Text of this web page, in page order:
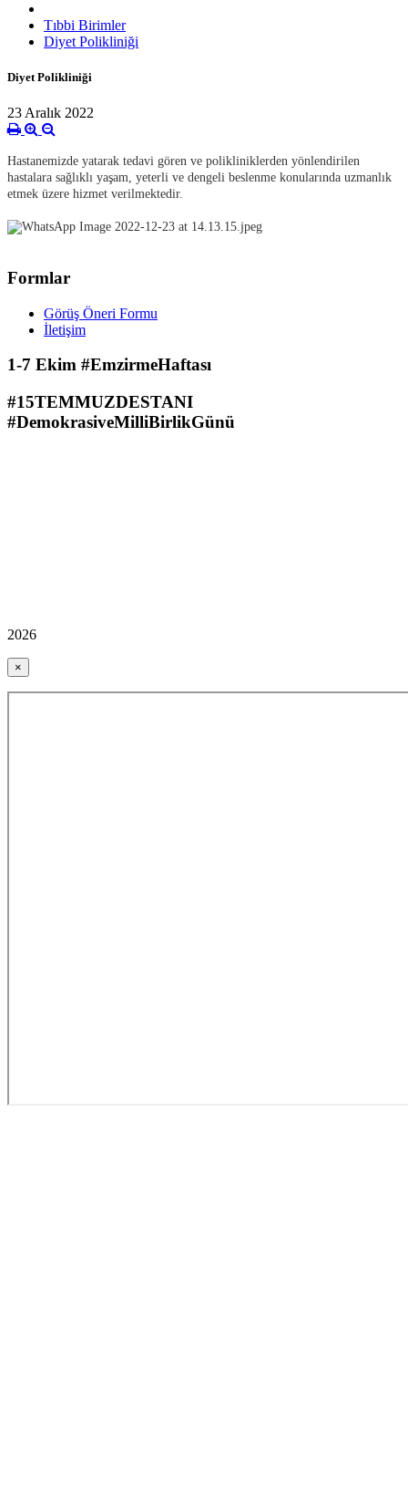
Tıbbi Birimler
Diyet Polikliniği
Diyet Polikliniği
23 Aralık 2022
Hastanemizde yatarak tedavi gören ve polikliniklerden yönlendirilen
hastalara sağlıklı yaşam, yeterli ve dengeli beslenme konularında uzmanlık
etmek üzere hizmet verilmektedir.
Formlar
Görüş Öneri Formu
İletişim
1-7 Ekim #EmzirmeHaftası
#15TEMMUZDESTANI
#DemokrasiveMilliBirlikGünü
2026
×